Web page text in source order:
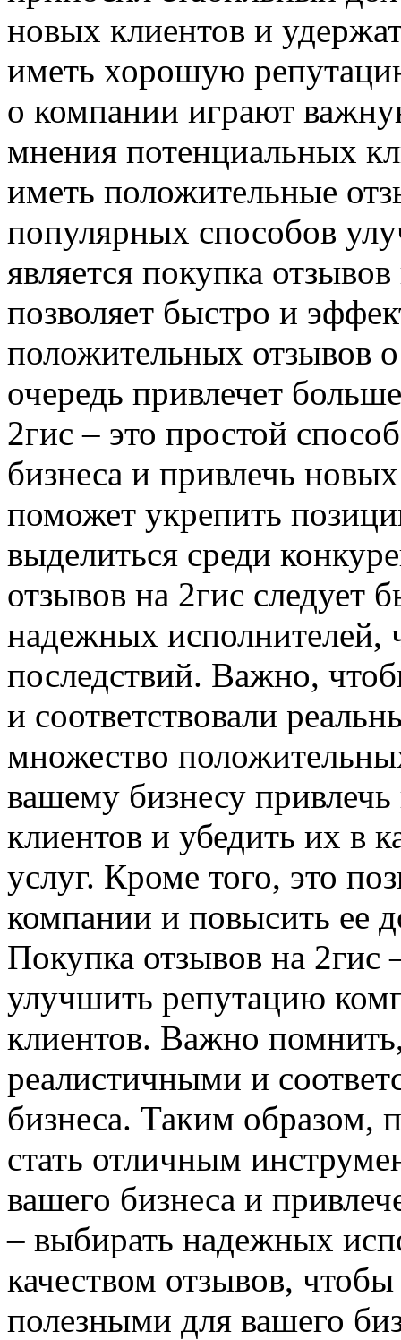
новых клиентов и
иметь хорошую
о компании играют
мнения потенциальных
иметь положительные
популярных способов
является покупка
позволяет быстро и
положительных отзывов
очередь привлечет
2гис – это простой
бизнеса и привлечь
поможет укрепить
выделиться среди
отзывов на 2гис следует
надежных исполнителей,
последствий. Важно,
и соответствовали
множество
вашему бизнесу
клиентов и убедить их в
услуг. Кроме того, это
компании и повысить ее
Покупка отзывов на 2гис
улучшить репутацию
клиентов. Важно
реалистичными и
бизнеса. Таким образом,
стать отличным
вашего бизнеса и
– выбирать надежных
качеством отзывов,
полезными для вашего